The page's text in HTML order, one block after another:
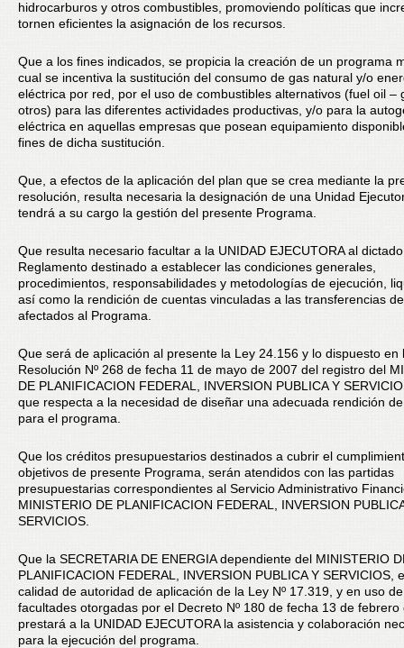
hidrocarburos y otros combustibles, promoviendo políticas que
tornen eficientes la asignación de los recursos.
Que a los fines indicados, se propicia la creación de un programa
cual se incentiva la sustitución del consumo de gas natural y/o
eléctrica por red, por el uso de combustibles alternativos (fuel oil –
otros) para las diferentes actividades productivas, y/o para la
eléctrica en aquellas empresas que posean equipamiento
fines de dicha sustitución.
Que, a efectos de la aplicación del plan que se crea mediante la
resolución, resulta necesaria la designación de una Unidad
tendrá a su cargo la gestión del presente Programa.
Que resulta necesario facultar a la UNIDAD EJECUTORA al
Reglamento destinado a establecer las condiciones generales,
procedimientos, responsabilidades y metodologías de ejecución,
así como la rendición de cuentas vinculadas a las transferencias
afectados al Programa.
Que será de aplicación al presente la Ley 24.156 y lo dispuesto en
Resolución Nº 268 de fecha 11 de mayo de 2007 del registro del
DE PLANIFICACION FEDERAL, INVERSION PUBLICA Y
que respecta a la necesidad de diseñar una adecuada rendición
para el programa.
Que los créditos presupuestarios destinados a cubrir el
objetivos de presente Programa, serán atendidos con las partidas
presupuestarias correspondientes al Servicio Administrativo
MINISTERIO DE PLANIFICACION FEDERAL, INVERSION
SERVICIOS.
Que la SECRETARIA DE ENERGIA dependiente del MINISTERIO
PLANIFICACION FEDERAL, INVERSION PUBLICA Y SERVICIOS,
calidad de autoridad de aplicación de la Ley Nº 17.319, y en uso
facultades otorgadas por el Decreto Nº 180 de fecha 13 de febrero
prestará a la UNIDAD EJECUTORA la asistencia y colaboración
para la ejecución del programa.